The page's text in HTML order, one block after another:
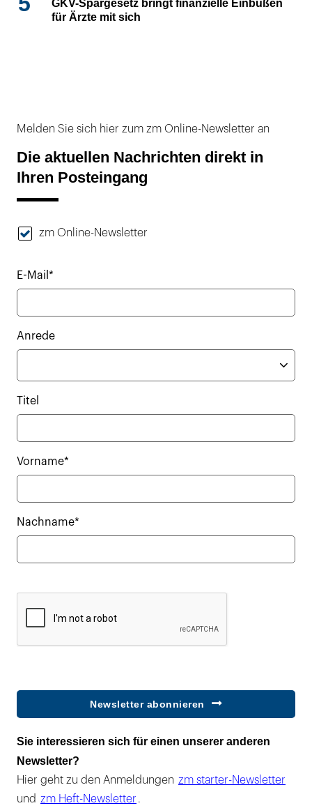
GKV-Spargesetz bringt finanzielle Einbußen
für Ärzte mit sich
Melden Sie sich hier zum zm Online-Newsletter an
Die aktuellen Nachrichten direkt in
Ihren Posteingang
zm Online-Newsletter
E-Mail*
Anrede
Titel
Vorname*
Nachname*
Newsletter abonnieren
Sie interessieren sich für einen unserer anderen
Newsletter?
Hier geht zu den Anmeldungen zm starter-Newsletter
und zm Heft-Newsletter .